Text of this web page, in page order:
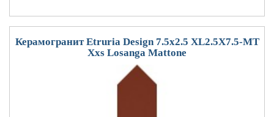
Керамогранит Etruria Design 7.5x2.5 XL2.5X7.5-MT
Xxs Losanga Mattone